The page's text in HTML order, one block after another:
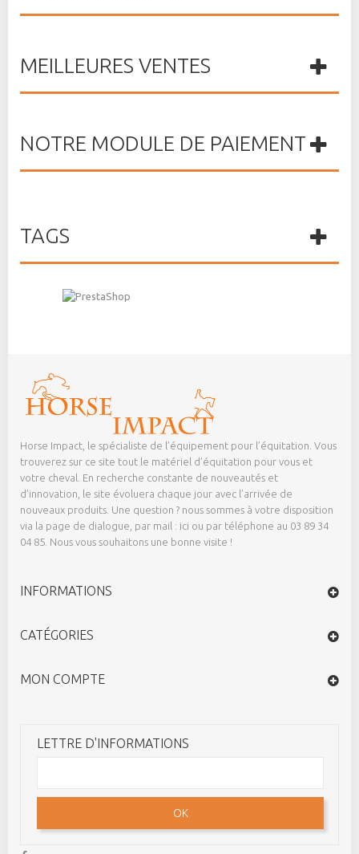
MEILLEURES VENTES
NOTRE MODULE DE PAIEMENT
TAGS
Horse Impact, le spécialiste de l’équipement pour l’équitation. Vous
trouverez sur ce site tout le matériel d’équitation pour vous et
votre cheval. En recherche constante de nouveautés et
d’innovation, le site évoluera chaque jour avec l’arrivée de
nouveaux produits. Une question ? nous sommes à votre disposition
via la page de dialogue, par mail : ici ou par téléphone au 03 89 34
04 85. Nous vous souhaitons une bonne visite !
INFORMATIONS
CATÉGORIES
MON COMPTE
LETTRE D'INFORMATIONS
OK